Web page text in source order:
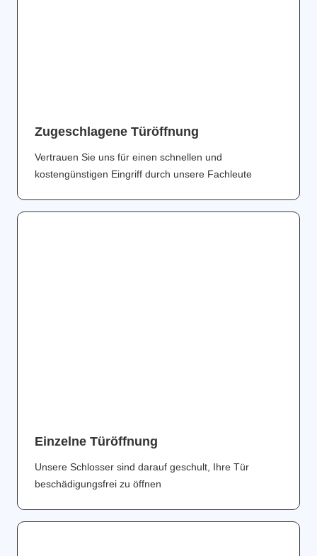
Zugeschlagene Türöffnung
Vertrauen Sie uns für einen schnellen und
kostengünstigen Eingriff durch unsere Fachleute
Einzelne Türöffnung
Unsere Schlosser sind darauf geschult, Ihre Tür
beschädigungsfrei zu öffnen